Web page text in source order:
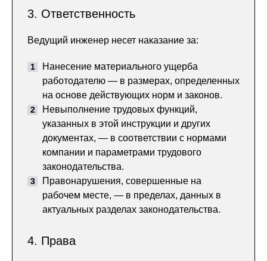
3. Ответственность
Ведущий инженер несет наказание за:
Нанесение материального ущерба
работодателю — в размерах, определенных
на основе действующих норм и законов.
Невыполнение трудовых функций,
указанных в этой инструкции и других
документах, — в соответствии с нормами
компании и параметрами трудового
законодательства.
Правонарушения, совершенные на
рабочем месте, — в пределах, данных в
актуальных разделах законодательства.
4. Права